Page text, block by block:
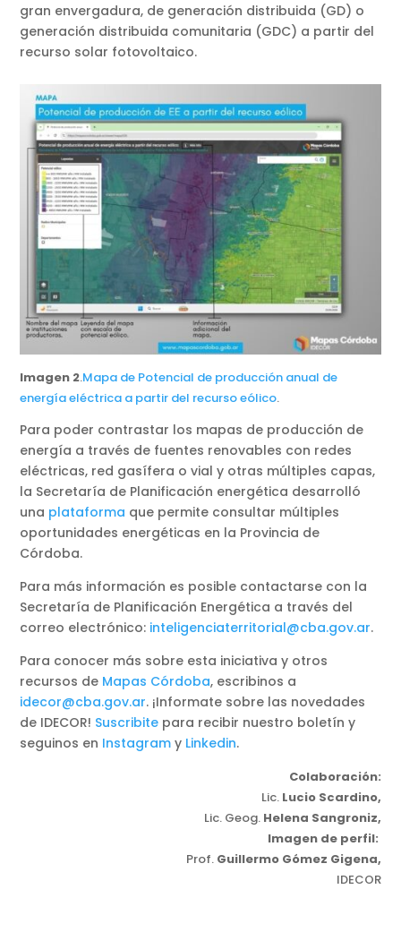
gran envergadura, de generación distribuida (GD) o
generación distribuida comunitaria (GDC) a partir del
recurso solar fotovoltaico.
Imagen 2.Mapa de Potencial de producción anual de
energía eléctrica a partir del recurso eólico.
Para poder contrastar los mapas de producción de
energía a través de fuentes renovables con redes
eléctricas, red gasífera o vial y otras múltiples capas,
la Secretaría de Planificación energética desarrolló
una plataforma que permite consultar múltiples
oportunidades energéticas en la Provincia de
Córdoba.
Para más información es posible contactarse con la
Secretaría de Planificación Energética a través del
correo electrónico: inteligenciaterritorial@cba.gov.ar.
Para conocer más sobre esta iniciativa y otros
recursos de Mapas Córdoba, escribinos a
idecor@cba.gov.ar. ¡Informate sobre las novedades
de IDECOR! Suscribite para recibir nuestro boletín y
seguinos en Instagram y Linkedin.
Colaboración:
Lic. Lucio Scardino,
Lic. Geog.Helena Sangroniz,
Imagen de perfil:
Prof. Guillermo Gómez Gigena,
IDECOR